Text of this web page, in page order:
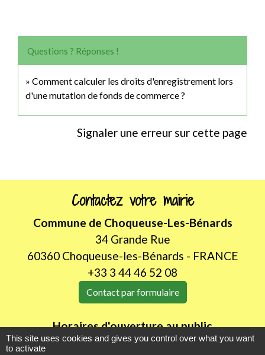
Questions ? Réponses !
Comment calculer les droits d'enregistrement lors
d'une mutation de fonds de commerce ?
Signaler une erreur sur cette page
Contactez votre mairie
Commune de Choqueuse-Les-Bénards
34 Grande Rue
60360 Choqueuse-les-Bénards - FRANCE
+33 3 44 46 52 08
Contact par formulaire
Horaires d'ouverture au public
LUNDI de 8H30 à 12h00
This site uses cookies and gives you control over what you want
to activate